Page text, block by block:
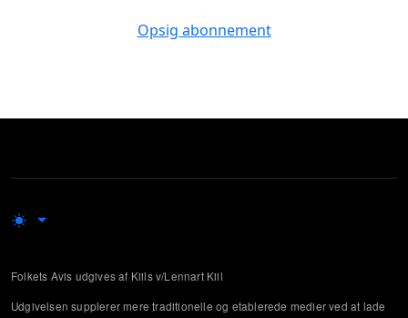
Opsig abonnement
Folkets Avis udgives af Kiils v/Lennart Kiil
Udgivelsen supplerer mere traditionelle og etablerede medier ved at lade